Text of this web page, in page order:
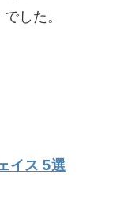
した。
イス 5選